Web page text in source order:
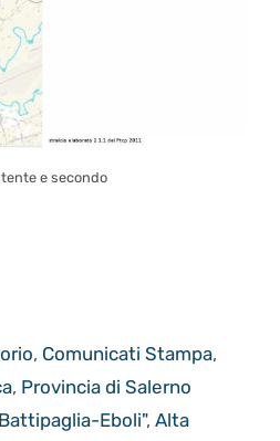
e secondo
, Comunicati Stampa,
, Provincia di Salerno
Eboli",Alta